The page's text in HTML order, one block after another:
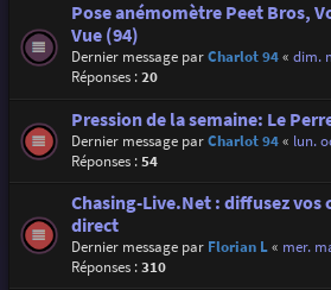
Pose anémomètre Peet Bros,
Vue (94)
Dernier message parCharlot 94« dim.
Réponses :20
Pression de la semaine: Le
Dernier message parCharlot 94« lun.
Réponses :54
Chasing-Live.Net : diffusez vos
direct
Dernier message par Florian L« mer.
Réponses :310